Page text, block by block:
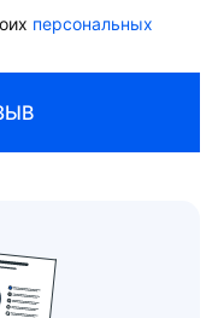
персональных